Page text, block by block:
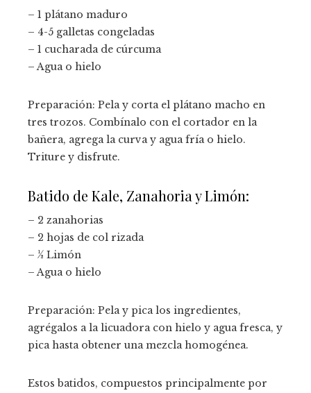
– 1 plátano maduro
– 4-5 galletas congeladas
– 1 cucharada de cúrcuma
– Agua o hielo
Preparación: Pela y corta el plátano macho en
tres trozos. Combínalo con el cortador en la
bañera, agrega la curva y agua fría o hielo.
Triture y disfrute.
Batido de Kale, Zanahoria y Limón:
– 2 zanahorias
– 2 hojas de col rizada
– ½ Limón
– Agua o hielo
Preparación: Pela y pica los ingredientes,
agrégalos a la licuadora con hielo y agua fresca, y
pica hasta obtener una mezcla homogénea.
Estos batidos, compuestos principalmente por